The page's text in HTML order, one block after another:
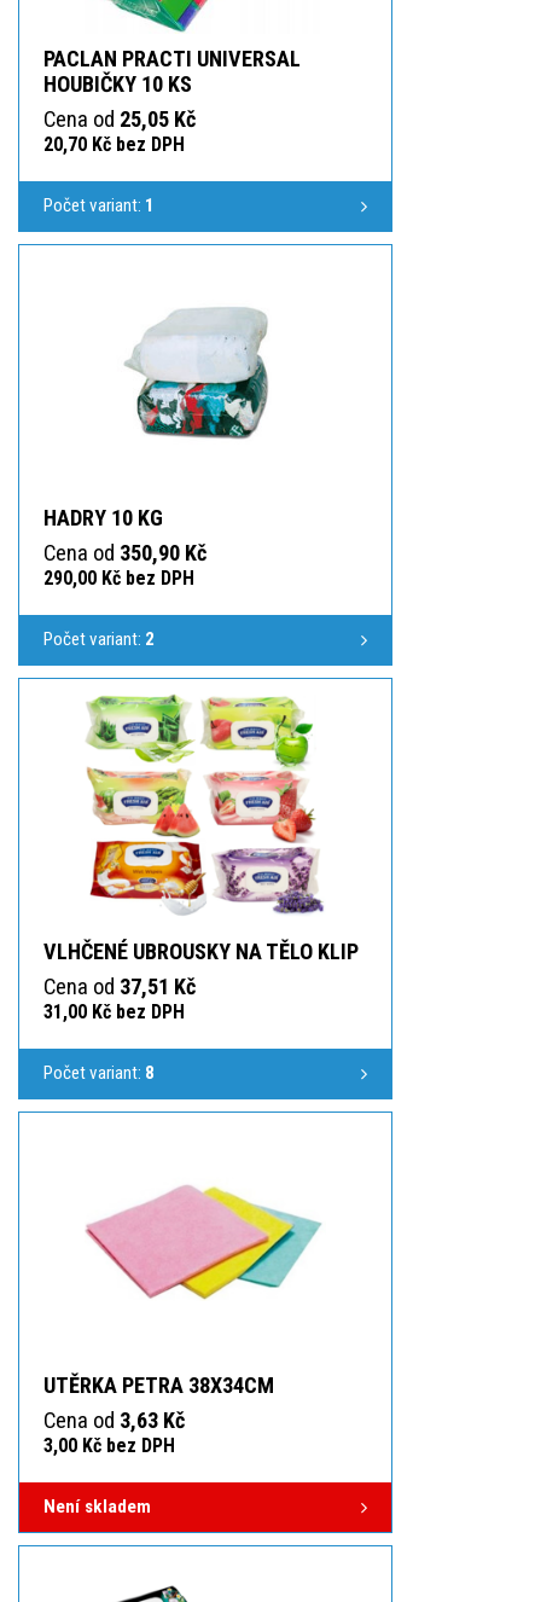
PACLAN PRACTI UNIVERSAL
HOUBIČKY 10 KS
Cena od 25,05 Kč
20,70 Kč bez DPH
Počet variant: 1
HADRY 10 KG
Cena od 350,90 Kč
290,00 Kč bez DPH
Počet variant: 2
VLHČENÉ UBROUSKY NA TĚLO KLIP
Cena od 37,51 Kč
31,00 Kč bez DPH
Počet variant: 8
UTĚRKA PETRA 38X34CM
Cena od 3,63 Kč
3,00 Kč bez DPH
Není skladem